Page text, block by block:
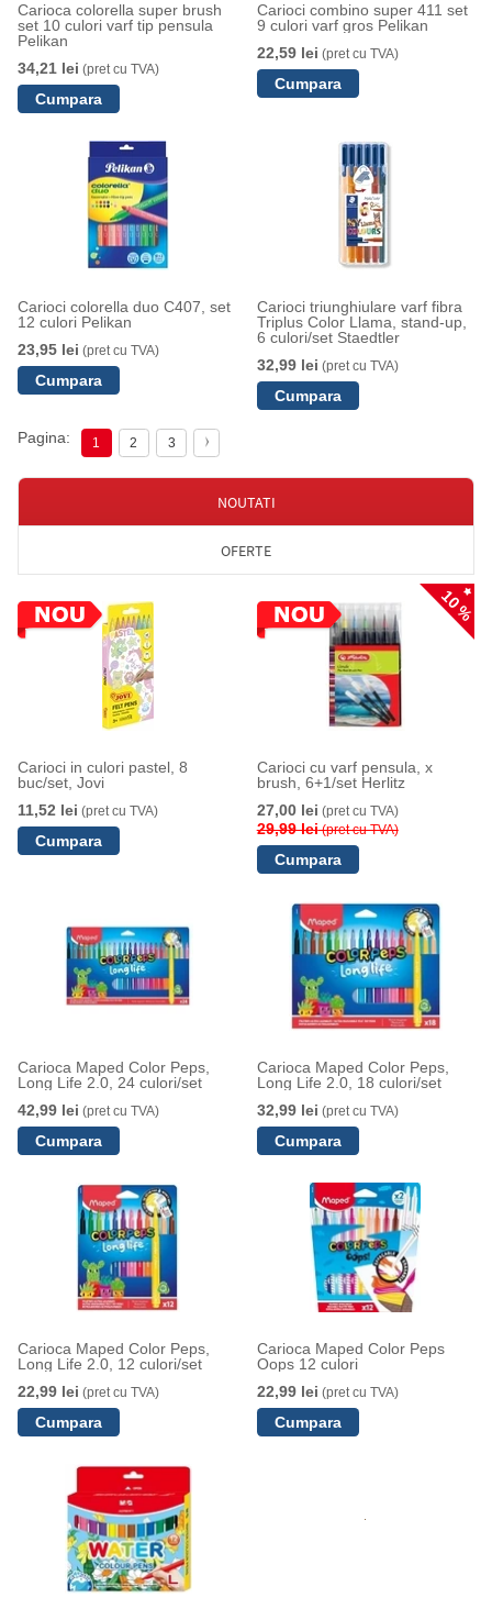
Carioca colorella super brush
set 10 culori varf tip pensula
Pelikan
34,21 lei (pret cu TVA)
Carioci combino super 411 set
9 culori varf gros Pelikan
22,59 lei (pret cu TVA)
Carioci colorella duo C407, set
12 culori Pelikan
23,95 lei (pret cu TVA)
Carioci triunghiulare varf fibra
Triplus Color Llama, stand-up,
6 culori/set Staedtler
32,99 lei (pret cu TVA)
Pagina: 1 2 3
NOUTATI
OFERTE
Carioci in culori pastel, 8
buc/set, Jovi
11,52 lei (pret cu TVA)
10 %
Carioci cu varf pensula, x
brush, 6+1/set Herlitz
27,00 lei (pret cu TVA)
29,99 lei(pret cu TVA)
Carioca Maped Color Peps,
Long Life 2.0, 24 culori/set
42,99 lei (pret cu TVA)
Carioca Maped Color Peps,
Long Life 2.0, 18 culori/set
32,99 lei (pret cu TVA)
Carioca Maped Color Peps,
Long Life 2.0, 12 culori/set
22,99 lei (pret cu TVA)
Carioca Maped Color Peps
Oops 12 culori
22,99 lei (pret cu TVA)